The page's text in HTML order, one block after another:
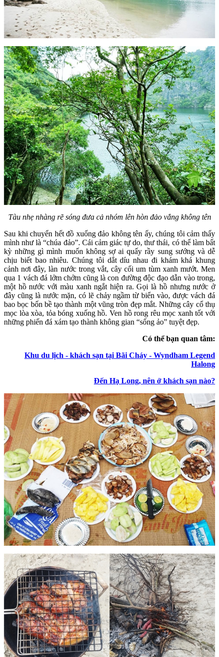
Tàu nhẹ nhàng rẽ sóng đưa cả nhóm lên hòn đảo vắng không tên
Sau khi chuyển hết đồ xuống đảo không tên ấy, chúng tôi cảm thấy
mình như là “chúa đảo”. Cái cảm giác tự do, thư thái, có thể làm bất
kỳ những gì mình muốn không sợ ai quấy rầy sung sướng và dễ
chịu biết bao nhiêu. Chúng tôi dắt díu nhau đi khám khá khung
cảnh nơi đây, làn nước trong vắt, cây cối um tùm xanh mướt. Men
qua 1 vách đá lởm chởm cũng là con đường độc đạo dẫn vào trong,
một hồ nước với màu xanh ngắt hiện ra. Gọi là hồ nhưng nước ở
đây cũng là nước mặn, có lẽ chảy ngầm từ biển vào, được vách đá
bao bọc bốn bề tạo thành một vũng tròn đẹp mắt. Những cây cổ thụ
mọc lòa xòa, tỏa bóng xuống hồ. Ven hồ rong rêu mọc xanh tốt với
những phiến đá xám tạo thành không gian “sống ảo” tuyệt đẹp.
Có thể bạn quan tâm:
Khu du lịch - khách sạn tại Bãi Cháy - Wyndham Legend
Halong
Đến Hạ Long, nên ở khách sạn nào?